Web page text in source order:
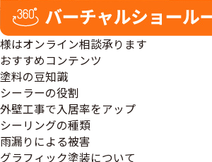
様はオンライン相談承ります
おすすめコンテンツ
塗料の豆知識
シーラーの役割
外壁工事で入居率をアップ
シーリングの種類
雨漏りによる被害
グラフィック塗装について